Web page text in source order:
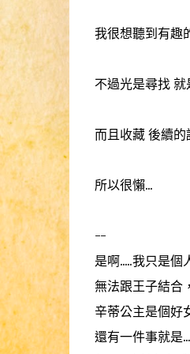
我很想聽到有趣
不過光是尋找
而且收藏 後續
所以很懶...
--
是啊.....我只是個
無法跟王子結合
辛蒂公主是個好
還有一件事就是